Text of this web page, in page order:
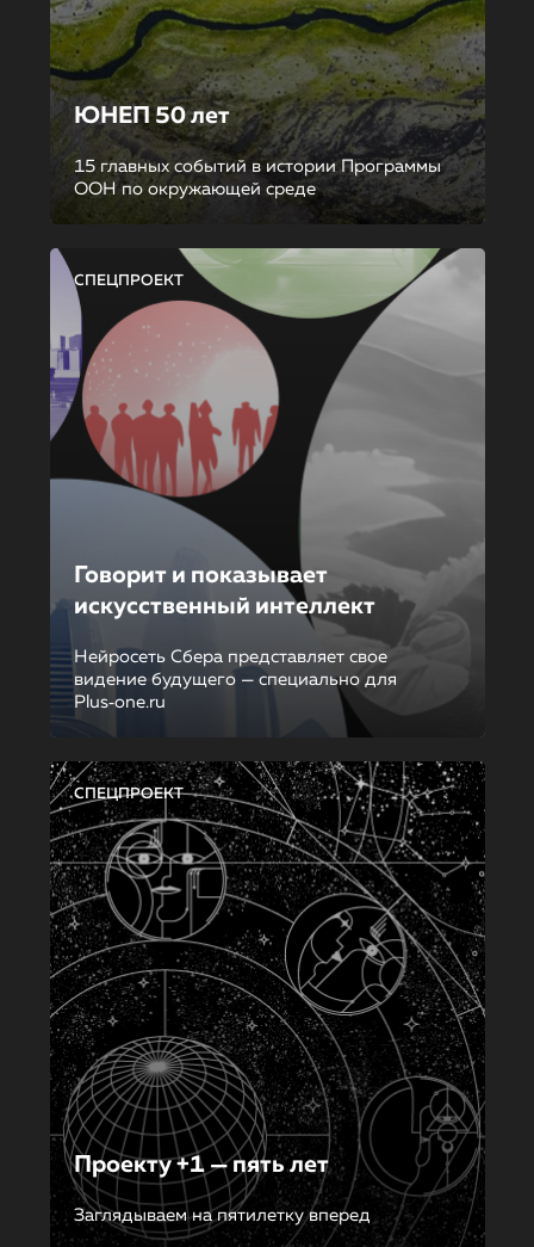
ЮНЕП 50 лет
15 главных событий в истории Программы
ООН по окружающей среде
СПЕЦПРОЕКТ
Говорит и показывает
искусственный интеллект
Нейросеть Сбера представляет свое
видение будущего — специально для
Plus‑one.ru
СПЕЦПРОЕКТ
Проекту +1 — пять лет
Заглядываем на пятилетку вперед